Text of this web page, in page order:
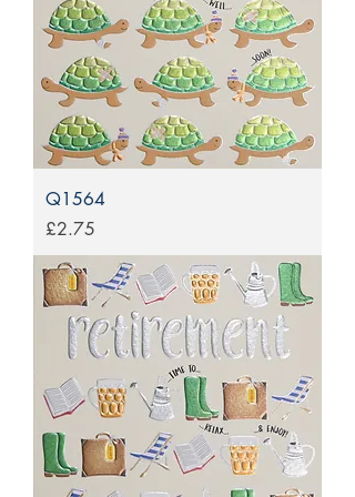
Q1564
Price
£2.75